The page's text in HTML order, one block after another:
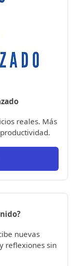
reales. Más
nuevas
reflexiones sin